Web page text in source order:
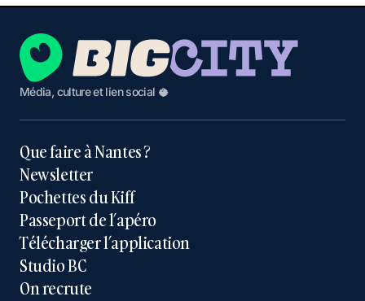
Média, culture et lien social 🥥
Que faire à Nantes ?
Newsletter
Pochettes du Kiff
Passeport de l’apéro
Télécharger l’application
Studio BC
On recrute